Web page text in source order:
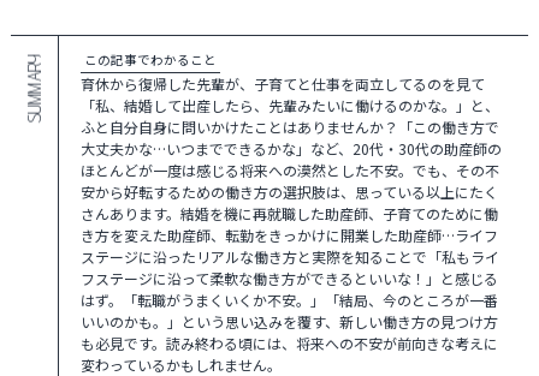
SUMMARY この記事でわかること
育休から復帰した先輩が、子育てと仕事を両立してるのを見て
「私、結婚して出産したら、先輩みたいに働けるのかな。」と、
ふと自分自身に問いかけたことはありませんか？「この働き方で
大丈夫かな…いつまでできるかな」など、20代・30代の助産師の
ほとんどが一度は感じる将来への漠然とした不安。でも、その不
安から好転するための働き方の選択肢は、思っている以上にたく
さんあります。結婚を機に再就職した助産師、子育てのために働
き方を変えた助産師、転勤をきっかけに開業した助産師…ライフ
ステージに沿ったリアルな働き方と実際を知ることで「私もライ
フステージに沿って柔軟な働き方ができるといいな！」と感じる
はず。「転職がうまくいくか不安。」「結局、今のところが一番
いいのかも。」という思い込みを覆す、新しい働き方の見つけ方
も必見です。読み終わる頃には、将来への不安が前向きな考えに
変わっているかもしれません。